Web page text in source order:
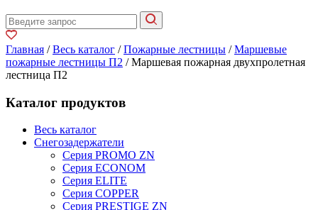
Главная /Весь каталог /Пожарные лестницы /Маршевые
пожарные лестницы П2 / Маршевая пожарная двухпролетная
лестница П2
Каталог продуктов
Весь каталог
Снегозадержатели
Серия PROMO ZN
Серия ECONOM
Серия ELITE
Серия COPPER
Серия PRESTIGE ZN